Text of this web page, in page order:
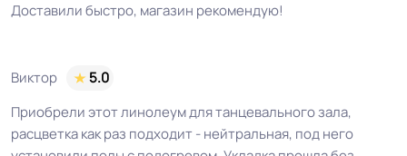
деформация
ТУ, ISO
Условия хранения Крытое, сухое помещение.
Доставили быстро, магазин рекомендую!
Виктор
5.0
Приобрели этот линолеум для танцевального зала,
расцветка как раз подходит - нейтральная, под него